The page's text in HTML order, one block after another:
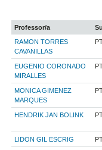
Professor/a
RAMON TORRES
CAVANILLAS
EUGENIO CORONADO
MIRALLES
MONICA GIMENEZ
MARQUES
HENDRIK JAN BOLINK
LIDON GIL ESCRIG